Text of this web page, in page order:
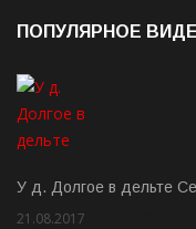
ПОПУЛЯРНОЕ
У д. Долгое в дельте
21.08.2017